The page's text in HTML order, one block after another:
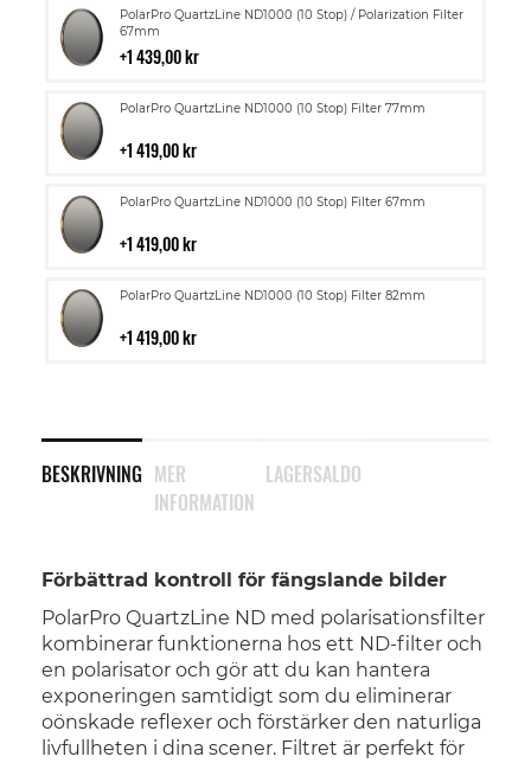
PolarPro QuartzLine ND1000 (10 Stop) / Polarization Filter
67mm
1 439,00 kr
Lägg
till
i
PolarPro QuartzLine ND1000 (10 Stop) Filter 77mm
1 419,00 kr
Lägg
i
PolarPro QuartzLine ND1000 (10 Stop) Filter 67mm
1 419,00 kr
Lägg
i
PolarPro QuartzLine ND1000 (10 Stop) Filter 82mm
1 419,00 kr
Lägg
i
BESKRIVNING
Förbättrad kontroll för fängslande bilder
PolarPro QuartzLine ND med polarisationsfilter
kombinerar funktionerna hos ett ND-filter och
en polarisator och gör att du kan hantera
exponeringen samtidigt som du eliminerar
oönskade reflexer och förstärker den naturliga
livfullheten i dina scener. Filtret är perfekt för
MER
INFORMATION
LAGERSALDO